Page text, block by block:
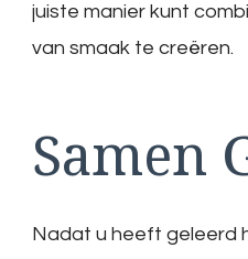
juiste manier kunt
van smaak te creëren.
Samen
Nadat u heeft geleerd